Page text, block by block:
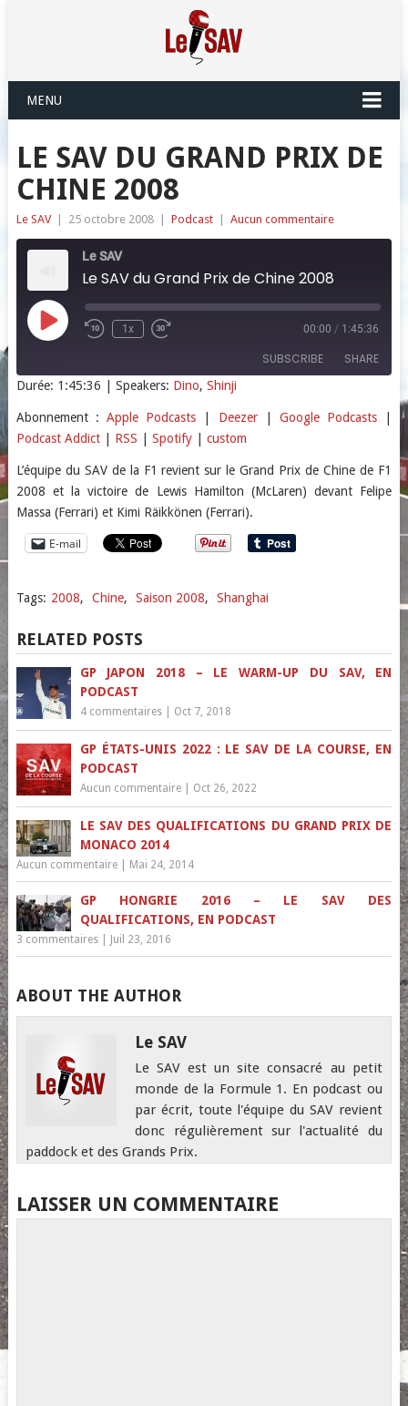
MENU
LE SAV DU GRAND PRIX DE
CHINE 2008
Le SAV 25 octobre 2008 Podcast Aucun commentaire
Le SAV
Le SAV du Grand Prix de Chine 2008
Play
Episode
1x 00:00 / 1:45:36
SUBSCRIBE SHARE
Apple Podcasts Deezer
Google Podcasts Podcast Addict
RSS Spotify
custom
SHARE
EMBED
Durée: 1:45:36 | Speakers: Dino, Shinji
Abonnement : Apple Podcasts Deezer|Google Podcasts
Podcast Addict| RSS Spotify| custom
L’équipe du SAV de la F1 revient sur le Grand Prix de Chine de F1
2008 et la victoire de Lewis Hamilton (McLaren) devant Felipe
Massa (Ferrari) et Kimi Räikkönen (Ferrari).
E-mail
Tags: 2008, Chine, Saison 2008, Shanghai
RELATED POSTS
GP JAPON 2018 – LE WARM-UP DU SAV, EN
PODCAST
4 commentaires| Oct 7, 2018
GP ÉTATS-UNIS 2022 : LE SAV DE LA COURSE, EN
PODCAST
Aucun commentaire| Oct 26, 2022
LE SAV DES QUALIFICATIONS DU GRAND PRIX DE
MONACO 2014
Aucun commentaire| Mai 24, 2014
GP HONGRIE 2016 – LE SAV DES
QUALIFICATIONS, EN PODCAST
3 commentaires| Juil 23, 2016
ABOUT THE AUTHOR
Le SAV
Le SAV est un site consacré au petit
monde de la Formule 1. En podcast ou
par écrit, toute l'équipe du SAV revient
donc régulièrement sur l'actualité du
paddock et des Grands Prix.
LAISSER UN COMMENTAIRE